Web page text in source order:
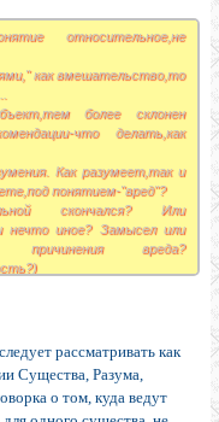
относительное,не
как вмешательство,то
более склонен
что делать,как
Как разумеет,так и
понятием-"вред"?
скончался? Или
нечто иное? Замысел или
вреда?
рассматривать как
Существа, Разума,
о том, куда ведут